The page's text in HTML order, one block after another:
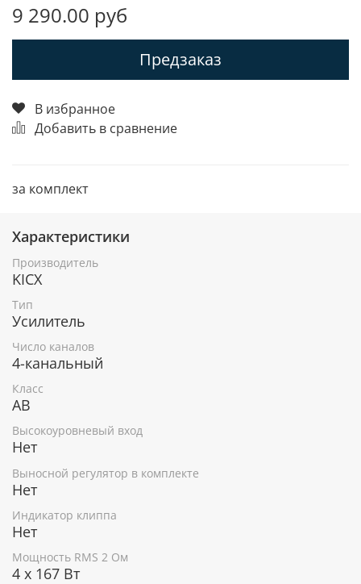
9 290.00 руб
Предзаказ
В избранное
Добавить в сравнение
за комплект
Характеристики
Производитель
KICX
Тип
Усилитель
Число каналов
4-канальный
Класс
AB
Высокоуровневый вход
Нет
Выносной регулятор в комплекте
Нет
Индикатор клиппа
Нет
Мощность RMS 2 Ом
4 х 167 Вт